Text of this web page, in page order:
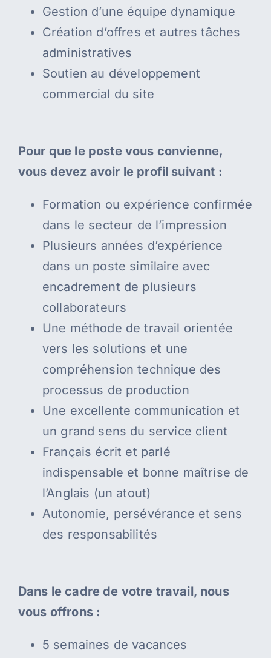
Gestion d’une équipe dynamique
Création d’offres et autres tâches
administratives
Soutien au développement
commercial du site
Pour que le poste vous convienne,
vous devez avoir le profil suivant :
Formation ou expérience confirmée
dans le secteur de l’impression
Plusieurs années d’expérience
dans un poste similaire avec
encadrement de plusieurs
collaborateurs
Une méthode de travail orientée
vers les solutions et une
compréhension technique des
processus de production
Une excellente communication et
un grand sens du service client
Français écrit et parlé
indispensable et bonne maîtrise de
l’Anglais (un atout)
Autonomie, persévérance et sens
des responsabilités
Dans le cadre de votre travail, nous
vous offrons :
5 semaines de vacances